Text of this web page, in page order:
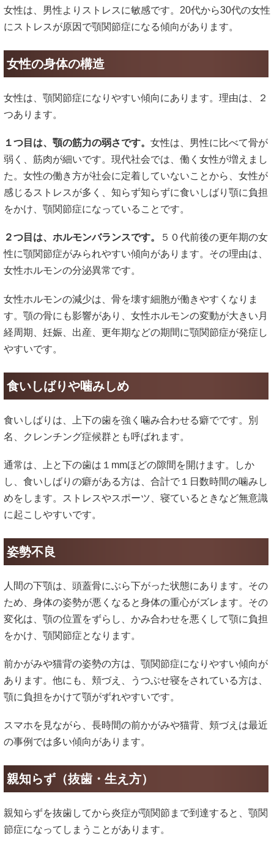
女性は、男性よりストレスに敏感です。20代から30代の女性
にストレスが原因で顎関節症になる傾向があります。
女性の身体の構造
女性は、顎関節症になりやすい傾向にあります。理由は、２
つあります。
１つ目は、顎の筋力の弱さです。 女性は、男性に比べて骨が
弱く、筋肉が細いです。現代社会では、働く女性が増えまし
た。女性の働き方が社会に定着していないことから、女性が
感じるストレスが多く、知らず知らずに食いしばり顎に負担
をかけ、顎関節症になっていることです。
２つ目は、ホルモンバランスです。
５０代前後の更年期の女
性に顎関節症がみられやすい傾向があります。その理由は、
女性ホルモンの分泌異常です。
女性ホルモンの減少は、骨を壊す細胞が働きやすくなりま
す。顎の骨にも影響があり、女性ホルモンの変動が大きい月
経周期、妊娠、出産、更年期などの期間に顎関節症が発症し
やすいです。
食いしばりや噛みしめ
食いしばりは、上下の歯を強く噛み合わせる癖でです。別
名、クレンチング症候群とも呼ばれます。
通常は、上と下の歯は１mmほどの隙間を開けます。しか
し、食いしばりの癖がある方は、合計で１日数時間の噛みし
めをします。ストレスやスポーツ、寝ているときなど無意識
に起こしやすいです。
姿勢不良
人間の下顎は、頭蓋骨にぶら下がった状態にあります。その
ため、身体の姿勢が悪くなると身体の重心がズレます。その
変化は、顎の位置をずらし、かみ合わせを悪くして顎に負担
をかけ、顎関節症となります。
前かがみや猫背の姿勢の方は、顎関節症になりやすい傾向が
あります。他にも、頬づえ、うつぶせ寝をされている方は、
顎に負担をかけて顎がずれやすいです。
スマホを見ながら、長時間の前かがみや猫背、頬づえは最近
の事例では多い傾向があります。
親知らず（抜歯・生え方）
親知らずを抜歯してから炎症が顎関節まで到達すると、顎関
節症になってしまうことがあります。